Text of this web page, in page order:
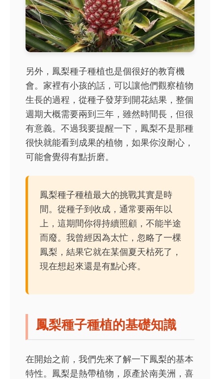
另外，鳳梨種子種植也是個很好的教育機
會。家裡有小孩的話，可以讓他們觀察植物
生長的過程，從種子發芽到開花結果，整個
週期大概需要兩到三年，雖然時間長，但很
有意義。不過我要提醒一下，鳳梨不是那種
很快就能看到成果的植物，如果你沒耐心，
可能會覺得有點折磨。
鳳梨種子種植最大的挑戰其實是時
間。從種子到收成，通常要兩年以
上，這期間你得持續照顧，不能半途
而廢。我曾經因為太忙，忽略了一棵
鳳梨，結果它就在某個夏天枯死了，
現在想起來還是有點心疼。
鳳梨種子種植的基礎知識
在開始之前，我們先來了解一下鳳梨的基本
特性。鳳梨是熱帶植物，原產於南美洲，喜